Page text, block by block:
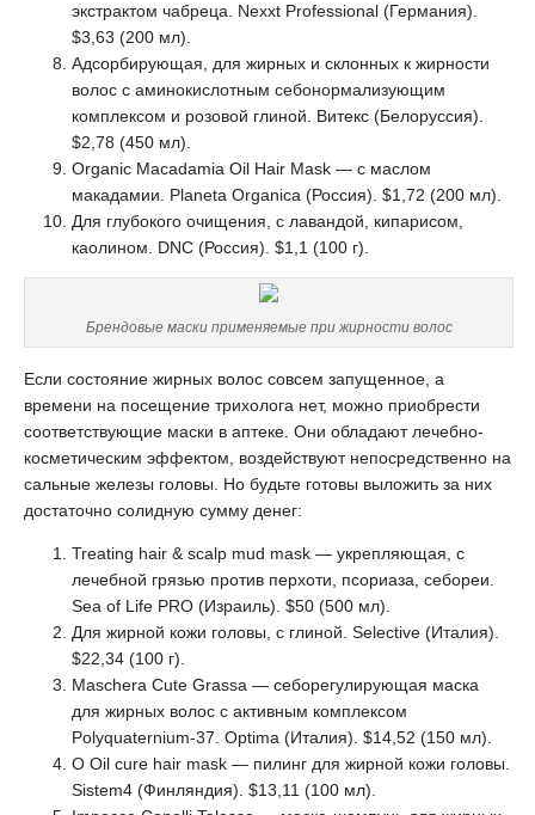
экстрактом чабреца. Nexxt Professional (Германия).
$3,63 (200 мл).
Адсорбирующая, для жирных и склонных к жирности
волос с аминокислотным себонормализующим
комплексом и розовой глиной. Витекс (Белоруссия).
$2,78 (450 мл).
Organic Macadamia Oil Hair Mask — с маслом
макадамии. Planeta Organica (Россия). $1,72 (200 мл).
Для глубокого очищения, с лавандой, кипарисом,
каолином. DNC (Россия). $1,1 (100 г).
Брендовые маски применяемые при жирности волос
Если состояние жирных волос совсем запущенное, а
времени на посещение трихолога нет, можно приобрести
соответствующие маски в аптеке. Они обладают лечебно-
косметическим эффектом, воздействуют непосредственно на
сальные железы головы. Но будьте готовы выложить за них
достаточно солидную сумму денег:
Treating hair & scalp mud mask — укрепляющая, с
лечебной грязью против перхоти, псориаза, себореи.
Sea of Life PRO (Израиль). $50 (500 мл).
Для жирной кожи головы, с глиной. Selective (Италия).
$22,34 (100 г).
Maschera Cute Grassa — себорегулирующая маска
для жирных волос с активным комплексом
Polyquaternium-37. Optima (Италия). $14,52 (150 мл).
O Oil cure hair mask — пилинг для жирной кожи головы.
Sistem4 (Финляндия). $13,11 (100 мл).